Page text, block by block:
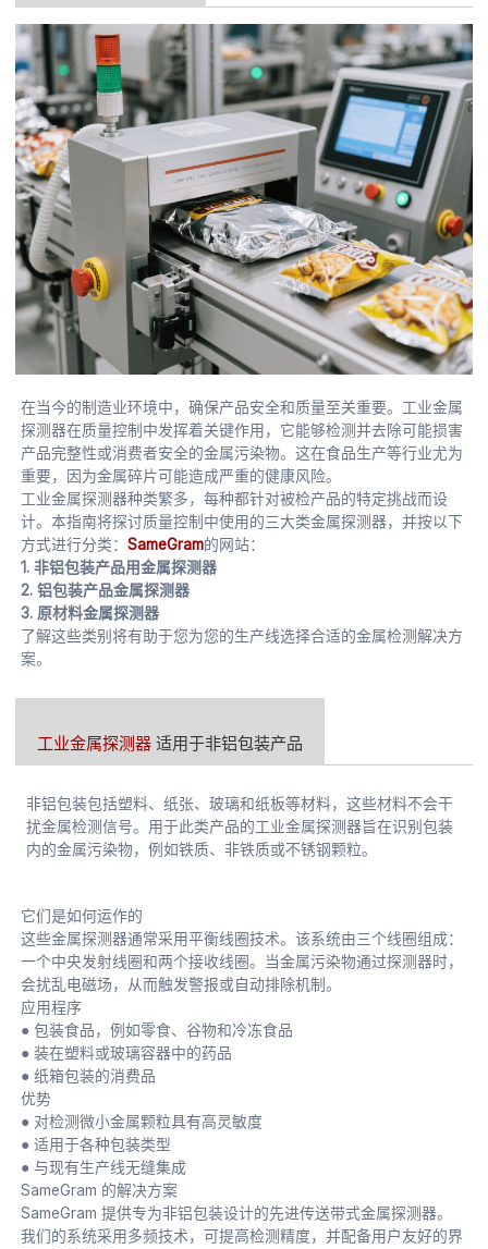
在当今的制造业环境中，确保产品安全和质量至关重要。工业金属
探测器在质量控制中发挥着关键作用，它能够检测并去除可能损害
产品完整性或消费者安全的金属污染物。这在食品生产等行业尤为
重要，因为金属碎片可能造成严重的健康风险。
工业金属探测器种类繁多，每种都针对被检产品的特定挑战而设
计。本指南将探讨质量控制中使用的三大类金属探测器，并按以下
方式进行分类：SameGram的网站：
1. 非铝包装产品用金属探测器
2. 铝包装产品金属探测器
3. 原材料金属探测器
了解这些类别将有助于您为您的生产线选择合适的金属检测解决方
案。
工业金属探测器 适用于非铝包装产品
非铝包装包括塑料、纸张、玻璃和纸板等材料，这些材料不会干
扰金属检测信号。用于此类产品的工业金属探测器旨在识别包装
内的金属污染物，例如铁质、非铁质或不锈钢颗粒。
它们是如何运作的
这些金属探测器通常采用平衡线圈技术。该系统由三个线圈组成：
一个中央发射线圈和两个接收线圈。当金属污染物通过探测器时，
会扰乱电磁场，从而触发警报或自动排除机制。
应用程序
● 包装食品，例如零食、谷物和冷冻食品
● 装在塑料或玻璃容器中的药品
● 纸箱包装的消费品
优势
● 对检测微小金属颗粒具有高灵敏度
● 适用于各种包装类型
● 与现有生产线无缝集成
SameGram 的解决方案
SameGram 提供专为非铝包装设计的先进传送带式金属探测器。
我们的系统采用多频技术，可提高检测精度，并配备用户友好的界